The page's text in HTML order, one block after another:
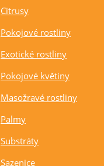
Citrusy
Pokojové rostliny
Exotické rostliny
Pokojové květiny
Masožravé rostliny
Palmy
Substráty
Sazenice